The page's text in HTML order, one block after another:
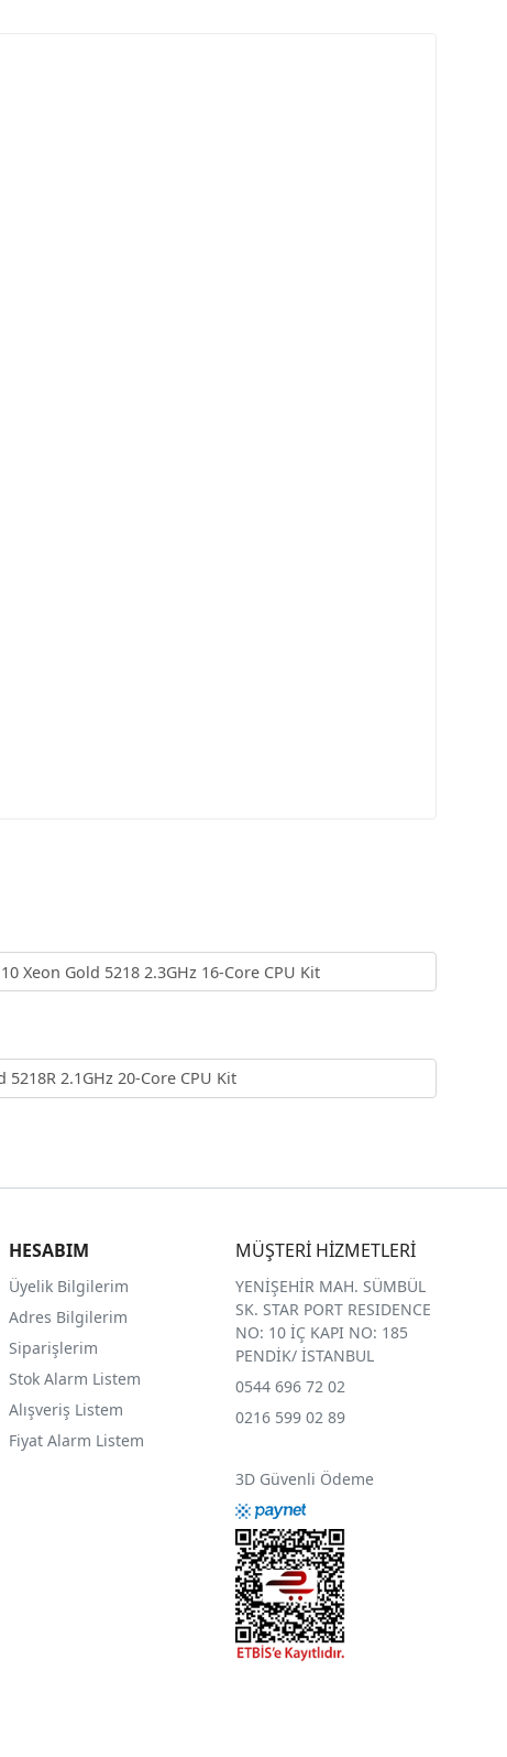
Xeon Gold 5218 2.3GHz 16-Core CPU Kit
5218R 2.1GHz 20-Core CPU Kit
HESABIM
Üyelik Bilgilerim
Adres Bilgilerim
Siparişlerim
Stok Alarm Listem
Alışveriş Listem
Fiyat Alarm Listem
MÜŞTERİ HİZMETLERİ
YENİŞEHİR MAH. SÜMBÜL
SK. STAR PORT RESIDENCE
NO: 10 İÇ KAPI NO: 185
PENDİK/ İSTANBUL
0544 696 72 02
0216 599 02 89
3D Güvenli Ödeme